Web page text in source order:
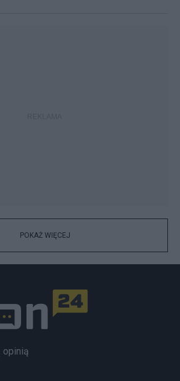
POKAŻ WIĘCEJ
opinią